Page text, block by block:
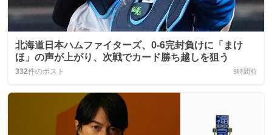
北海道日本ハムファイターズ、0-6完封負けに「まけ
ほ」の声が上がり、次戦でカード勝ち越しを狙う
332件のポスト 9時間前